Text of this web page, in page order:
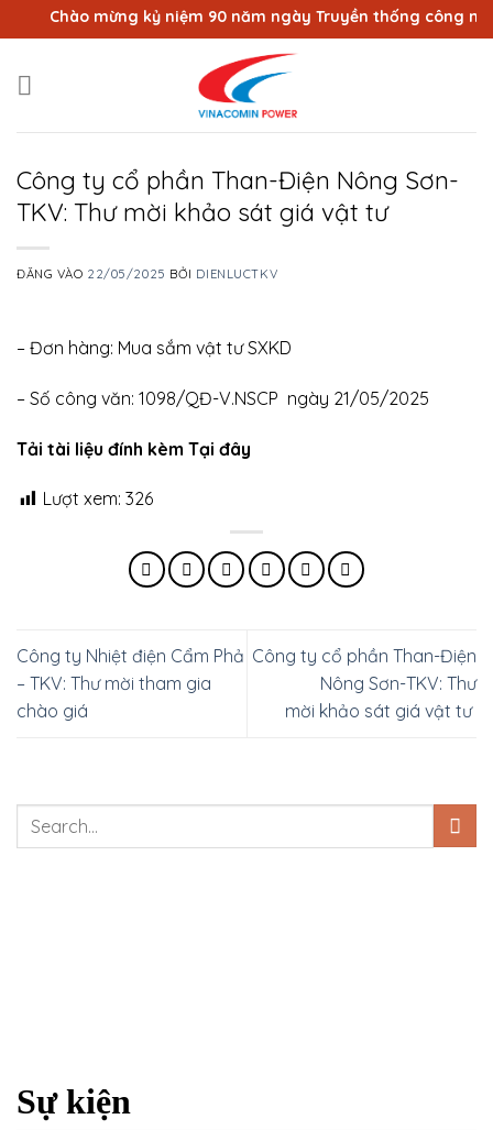
qua
dung
Chào mừng kỷ niệm 90 năm ngày Truyền thống công
Công ty cổ phần Than-Điện Nông Sơn-
TKV: Thư mời khảo sát giá vật tư
ĐĂNG VÀO 22/05/2025 BỞI DIENLUCTKV
– Đơn hàng: Mua sắm vật tư SXKD
– Số công văn: 1098/QĐ-V.NSCP ngày 21/05/2025
Tải tài liệu đính kèm Tại đây
Lượt xem: 326
Công ty Nhiệt điện Cẩm Phả
– TKV: Thư mời tham gia
chào giá
Công ty cổ phần Than-Điện
Nông Sơn-TKV: Thư
mời khảo sát giá vật tư
Sự kiện